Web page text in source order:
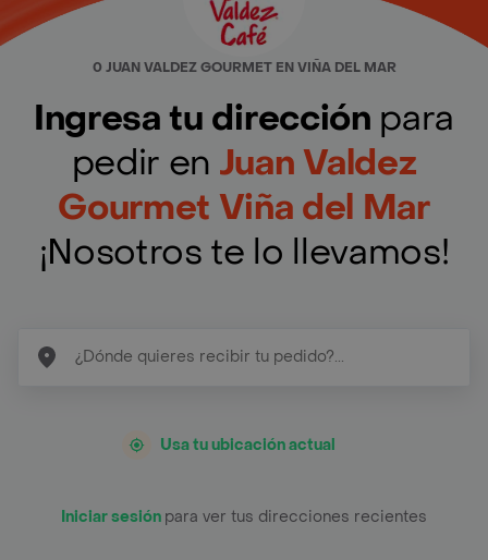
0 JUAN VALDEZ GOURMET EN VIÑA DEL MAR
Ingresa tu dirección para
pedir en Juan Valdez
Gourmet Viña del Mar
¡Nosotros te lo llevamos!
Usa tu ubicación actual
Iniciar sesión para ver tus direcciones recientes